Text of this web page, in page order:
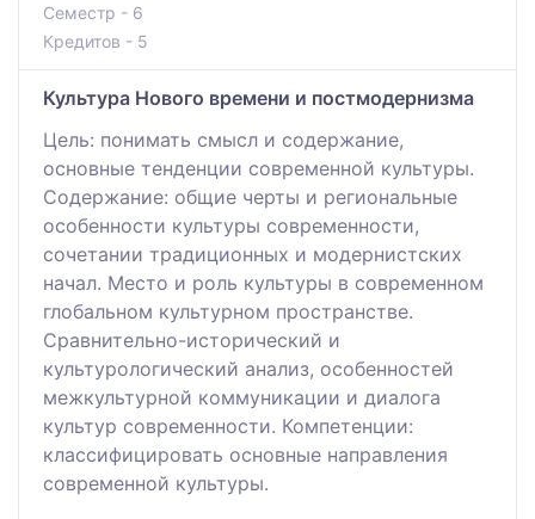
Семестр - 6
Кредитов - 5
Культура Нового времени и постмодернизма
Цель: понимать смысл и содержание,
основные тенденции современной культуры.
Содержание: общие черты и региональные
особенности культуры современности,
сочетании традиционных и модернистских
начал. Место и роль культуры в современном
глобальном культурном пространстве.
Сравнительно-исторический и
культурологический анализ, особенностей
межкультурной коммуникации и диалога
культур современности. Компетенции:
классифицировать основные направления
современной культуры.